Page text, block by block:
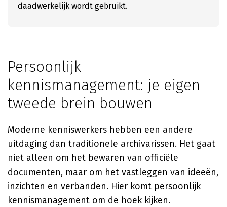
daadwerkelijk wordt gebruikt.
Persoonlijk
kennismanagement: je eigen
tweede brein bouwen
Moderne kenniswerkers hebben een andere
uitdaging dan traditionele archivarissen. Het gaat
niet alleen om het bewaren van officiële
documenten, maar om het vastleggen van ideeën,
inzichten en verbanden. Hier komt persoonlijk
kennismanagement om de hoek kijken.